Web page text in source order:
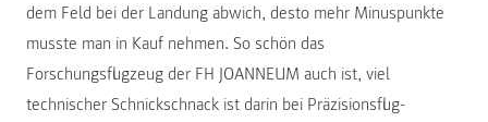
dem Feld bei der Landung abwich, desto mehr Minuspunkte
musste man in Kauf nehmen. So schön das
Forschungsflugzeug der FH JOANNEUM auch ist, viel
technischer Schnickschnack ist darin bei Präzisionsflug-